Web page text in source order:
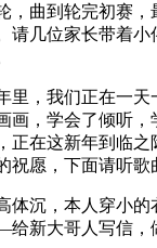
，曲到轮完初赛
请几位家长带着
，我们正在一天
画，学会了倾听
正在这新年到临
祝愿，下面请听歌
沉，本人穿小的
大哥人写信，